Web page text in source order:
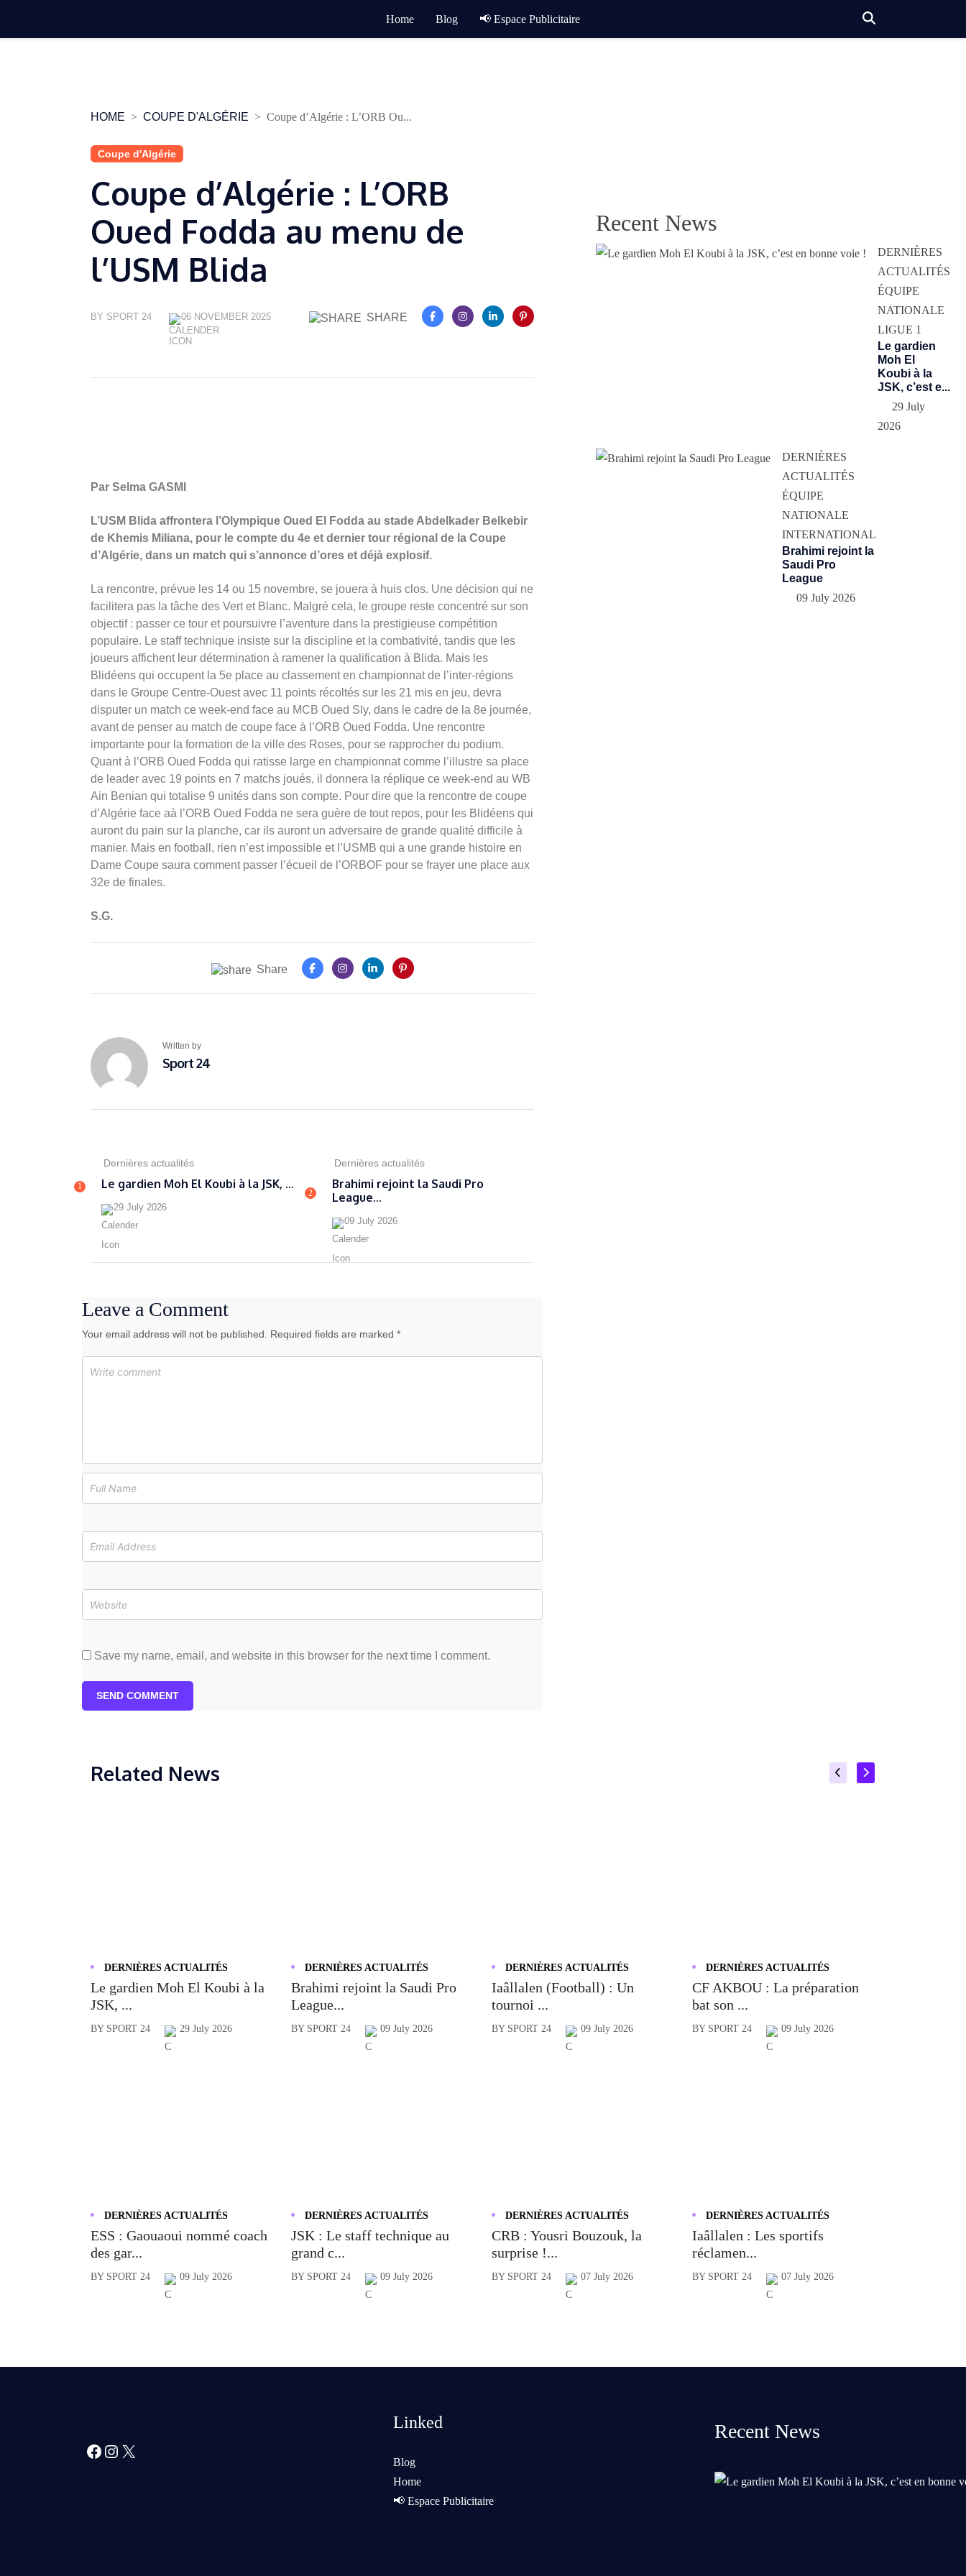
Home Blog 📢 Espace Publicitaire
HOME COUPE D'ALGÉRIE Coupe d’Algérie : L’ORB Ou...
Coupe d'Algérie
Coupe d’Algérie : L’ORB
Oued Fodda au menu de
l’USM Blida
BY SPORT 24 06 NOVEMBER 2025 SHARE
Par Selma GASMI
L’USM Blida affrontera l’Olympique Oued El Fodda au stade Abdelkader Belkebir
de Khemis Miliana, pour le compte du 4e et dernier tour régional de la Coupe
d’Algérie, dans un match qui s’annonce d’ores et déjà explosif.
La rencontre, prévue les 14 ou 15 novembre, se jouera à huis clos. Une décision qui ne
facilitera pas la tâche des Vert et Blanc. Malgré cela, le groupe reste concentré sur son
objectif : passer ce tour et poursuivre l’aventure dans la prestigieuse compétition
populaire. Le staff technique insiste sur la discipline et la combativité, tandis que les
joueurs affichent leur détermination à ramener la qualification à Blida. Mais les
Blidéens qui occupent la 5e place au classement en championnat de l’inter-régions
dans le Groupe Centre-Ouest avec 11 points récoltés sur les 21 mis en jeu, devra
disputer un match ce week-end face au MCB Oued Sly, dans le cadre de la 8e journée,
avant de penser au match de coupe face à l’ORB Oued Fodda. Une rencontre
importante pour la formation de la ville des Roses, pour se rapprocher du podium.
Quant à l’ORB Oued Fodda qui ratisse large en championnat comme l’illustre sa place
de leader avec 19 points en 7 matchs joués, il donnera la réplique ce week-end au WB
Ain Benian qui totalise 9 unités dans son compte. Pour dire que la rencontre de coupe
d’Algérie face aà l’ORB Oued Fodda ne sera guère de tout repos, pour les Blidéens qui
auront du pain sur la planche, car ils auront un adversaire de grande qualité difficile à
manier. Mais en football, rien n’est impossible et l’USMB qui a une grande histoire en
Dame Coupe saura comment passer l’écueil de l’ORBOF pour se frayer une place aux
32e de finales.
S.G.
Share
Written by
Sport 24
1
Dernières actualités
Le gardien Moh El Koubi à la JSK, ...
29 July 2026
2
Dernières actualités
Brahimi rejoint la Saudi Pro
League...
09 July 2026
Leave a Comment
Your email address will not be published. Required fields are marked *
Save my name, email, and website in this browser for the next time I comment.
SEND COMMENT
Recent News
DERNIÈRES
ACTUALITÉS
ÉQUIPE
NATIONALE
LIGUE 1
Le gardien
Moh El
Koubi à la
JSK, c’est e...
29 July
2026
DERNIÈRES
ACTUALITÉS
ÉQUIPE
NATIONALE
INTERNATIONAL
Brahimi rejoint la
Saudi Pro
League
09 July 2026
Related News
DERNIÈRES ACTUALITÉS
Le gardien Moh El Koubi à la
JSK, ...
BY SPORT 24 29 July 2026
DERNIÈRES ACTUALITÉS
Brahimi rejoint la Saudi Pro
League...
BY SPORT 24 09 July 2026
DERNIÈRES ACTUALITÉS
Iaâllalen (Football) : Un
tournoi ...
BY SPORT 24 09 July 2026
DERNIÈRES ACTUALITÉS
CF AKBOU : La préparation
bat son ...
BY SPORT 24 09 July 2026
DERNIÈRES ACTUALITÉS
ESS : Gaouaoui nommé coach
des gar...
BY SPORT 24 09 July 2026
DERNIÈRES ACTUALITÉS
JSK : Le staff technique au
grand c...
BY SPORT 24 09 July 2026
DERNIÈRES ACTUALITÉS
CRB : Yousri Bouzouk, la
surprise !...
BY SPORT 24 07 July 2026
DERNIÈRES ACTUALITÉS
Iaâllalen : Les sportifs
réclamen...
BY SPORT 24 07 July 2026
Facebook
Instagram
X
Linked
Blog
Home
📢 Espace Publicitaire
Recent News